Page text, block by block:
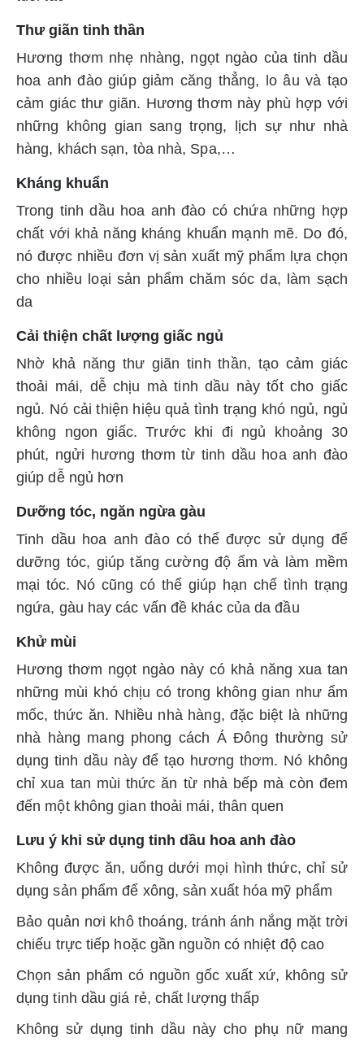
Thư giãn tinh thần
Hương thơm nhẹ nhàng, ngọt ngào của tinh dầu
hoa anh đào giúp giảm căng thẳng, lo âu và tạo
cảm giác thư giãn. Hương thơm này phù hợp với
những không gian sang trọng, lịch sự như nhà
hàng, khách sạn, tòa nhà, Spa,…
Kháng khuẩn
Trong tinh dầu hoa anh đào có chứa những hợp
chất với khả năng kháng khuẩn mạnh mẽ. Do đó,
nó được nhiều đơn vị sản xuất mỹ phẩm lựa chọn
cho nhiều loại sản phẩm chăm sóc da, làm sạch
da
Cải thiện chất lượng giấc ngủ
Nhờ khả năng thư giãn tinh thần, tạo cảm giác
thoải mái, dễ chịu mà tinh dầu này tốt cho giấc
ngủ. Nó cải thiện hiệu quả tình trạng khó ngủ, ngủ
không ngon giấc. Trước khi đi ngủ khoảng 30
phút, ngửi hương thơm từ tinh dầu hoa anh đào
giúp dễ ngủ hơn
Dưỡng tóc, ngăn ngừa gàu
Tinh dầu hoa anh đào có thể được sử dụng để
dưỡng tóc, giúp tăng cường độ ẩm và làm mềm
mại tóc. Nó cũng có thể giúp hạn chế tình trạng
ngứa, gàu hay các vấn đề khác của da đầu
Khử mùi
Hương thơm ngọt ngào này có khả năng xua tan
những mùi khó chịu có trong không gian như ẩm
mốc, thức ăn. Nhiều nhà hàng, đặc biệt là những
nhà hàng mang phong cách Á Đông thường sử
dụng tinh dầu này để tạo hương thơm. Nó không
chỉ xua tan mùi thức ăn từ nhà bếp mà còn đem
đến một không gian thoải mái, thân quen
Lưu ý khi sử dụng tinh dầu hoa anh đào
Không được ăn, uống dưới mọi hình thức, chỉ sử
dụng sản phẩm để xông, sản xuất hóa mỹ phẩm
Bảo quản nơi khô thoáng, tránh ánh nắng mặt trời
chiếu trực tiếp hoặc gần nguồn có nhiệt độ cao
Chọn sản phẩm có nguồn gốc xuất xứ, không sử
dụng tinh dầu giá rẻ, chất lượng thấp
Không sử dụng tinh dầu này cho phụ nữ mang